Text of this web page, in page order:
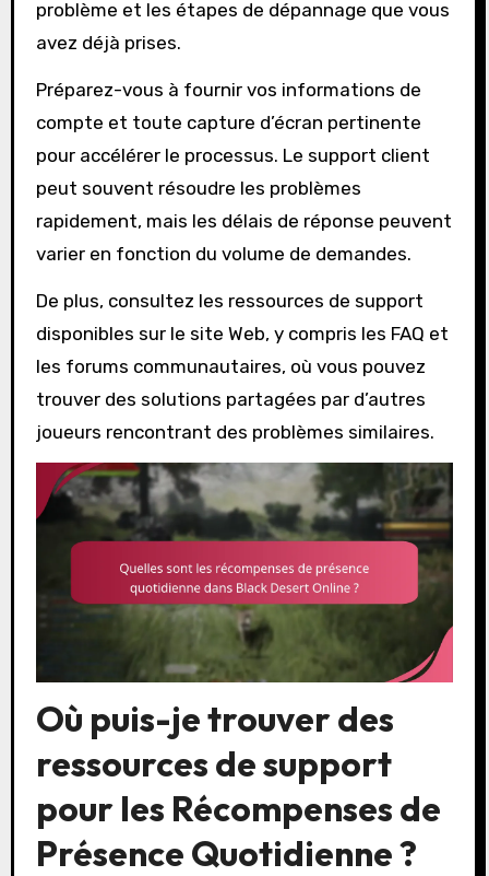
problème et les étapes de dépannage que vous
avez déjà prises.
Préparez-vous à fournir vos informations de
compte et toute capture d’écran pertinente
pour accélérer le processus. Le support client
peut souvent résoudre les problèmes
rapidement, mais les délais de réponse peuvent
varier en fonction du volume de demandes.
De plus, consultez les ressources de support
disponibles sur le site Web, y compris les FAQ et
les forums communautaires, où vous pouvez
trouver des solutions partagées par d’autres
joueurs rencontrant des problèmes similaires.
Où puis-je trouver des
ressources de support
pour les Récompenses de
Présence Quotidienne ?